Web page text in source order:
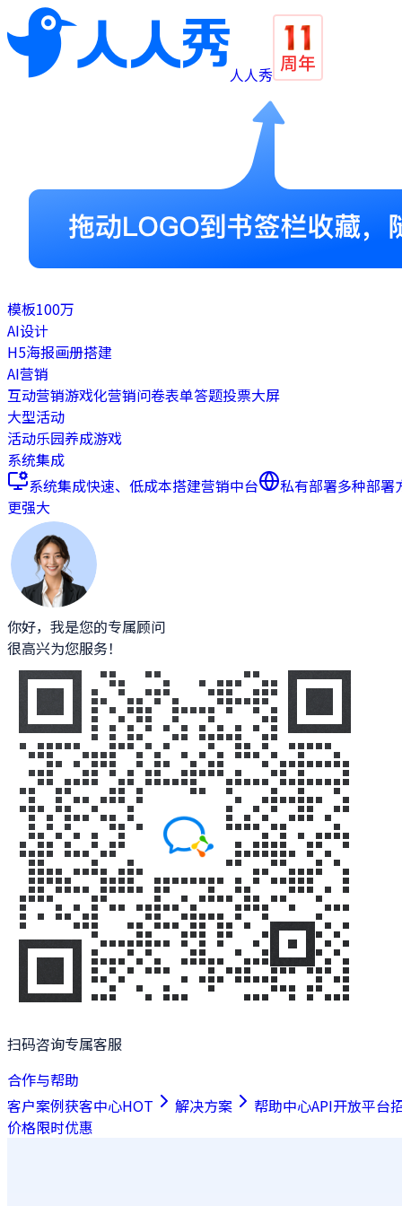
人人秀
模板100万
AI设计
H5海报画册搭建
AI营销
互动营销游戏化营销问卷表单答题投票大屏
大型活动
活动乐园养成游戏
系统集成
系统集成快速、低成本搭建营销中台 私有部署多种部署
更强大
你好，我是您的专属顾问
很高兴为您服务！
扫码咨询专属客服
合作与帮助
客户案例获客中心HOT 解决方案 帮助中心API开放平台
价格限时优惠